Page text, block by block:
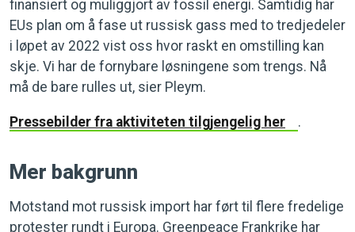
finansiert og muliggjort av fossil energi. Samtidig har
EUs plan om å fase ut russisk gass med to tredjedeler
i løpet av 2022 vist oss hvor raskt en omstilling kan
skje. Vi har de fornybare løsningene som trengs. Nå
må de bare rulles ut, sier Pleym.
Pressebilder fra aktiviteten tilgjengelig her .
Mer bakgrunn
Motstand mot russisk import har ført til flere fredelige
protester rundt i Europa. Greenpeace Frankrike har